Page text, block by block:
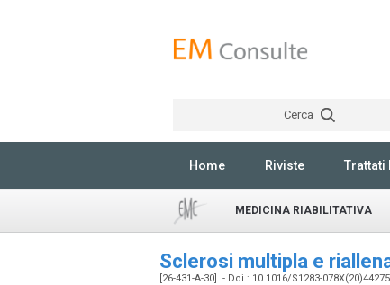
Cerca
Home Riviste Trattati
MEDICINA RIABILITATIVA
Sclerosi multipla e
[26-431-A-30] - Doi : 10.1016/S1283-